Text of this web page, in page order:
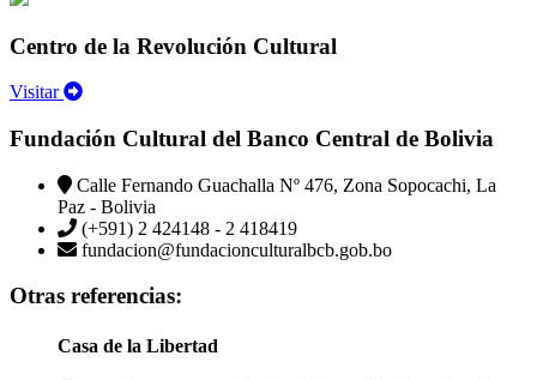
Centro de la Revolución Cultural
Visitar
Fundación Cultural del Banco Central de Bolivia
Calle Fernando Guachalla Nº 476, Zona Sopocachi, La
Paz - Bolivia
(+591) 2 424148 - 2 418419
fundacion@fundacionculturalbcb.gob.bo
Otras referencias:
Casa de la Libertad